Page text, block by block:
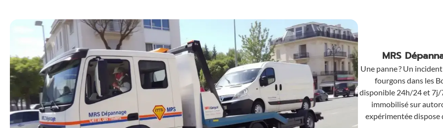
MRS
Une panne ? Un
fourgons dans les
disponible 24h/24 et 7j/
immobilisé sur
expérimentée dispose